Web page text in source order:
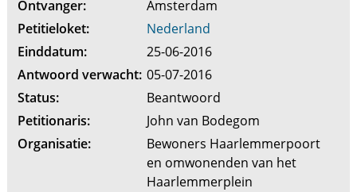
Ontvanger:
Amsterdam
Petitieloket:
Nederland
Einddatum:
25-06-2016
Antwoord verwacht: 05-07-2016
Status:
Beantwoord
Petitionaris:
John van Bodegom
Organisatie:
Bewoners Haarlemmerpoort
en omwonenden van het
Haarlemmerplein